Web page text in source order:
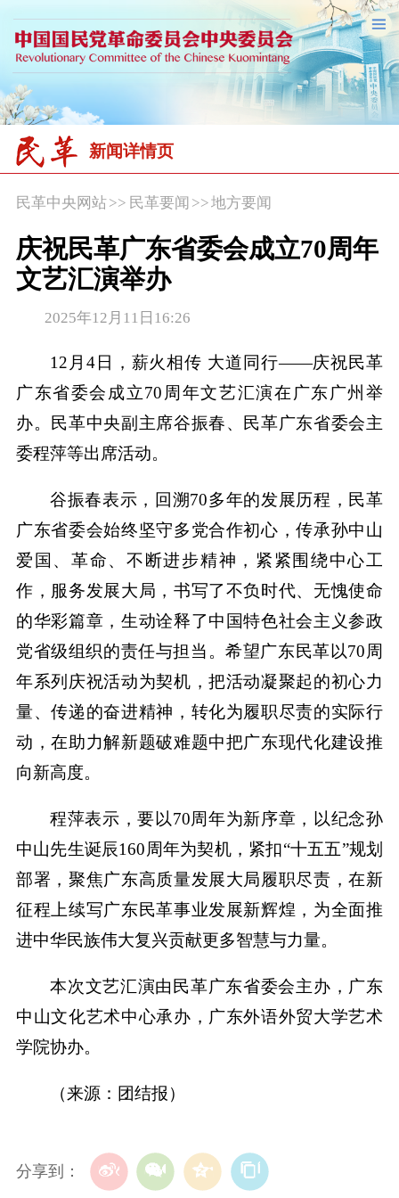
新闻详情页
民革中央网站>> 民革要闻 >>地方要闻
庆祝民革广东省委会成立70周年
文艺汇演举办
2025年12月11日16:26
12月4日，薪火相传 大道同行——庆祝民革
广东省委会成立70周年文艺汇演在广东广州举
办。民革中央副主席谷振春、民革广东省委会主
委程萍等出席活动。
谷振春表示，回溯70多年的发展历程，民革
广东省委会始终坚守多党合作初心，传承孙中山
爱国、革命、不断进步精神，紧紧围绕中心工
作，服务发展大局，书写了不负时代、无愧使命
的华彩篇章，生动诠释了中国特色社会主义参政
党省级组织的责任与担当。希望广东民革以70周
年系列庆祝活动为契机，把活动凝聚起的初心力
量、传递的奋进精神，转化为履职尽责的实际行
动，在助力解新题破难题中把广东现代化建设推
向新高度。
程萍表示，要以70周年为新序章，以纪念孙
中山先生诞辰160周年为契机，紧扣“十五五”规划
部署，聚焦广东高质量发展大局履职尽责，在新
征程上续写广东民革事业发展新辉煌，为全面推
进中华民族伟大复兴贡献更多智慧与力量。
本次文艺汇演由民革广东省委会主办，广东
中山文化艺术中心承办，广东外语外贸大学艺术
学院协办。
（来源：团结报）
分享到：